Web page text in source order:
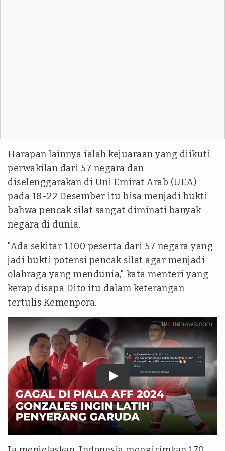
Harapan lainnya ialah kejuaraan yang diikuti
perwakilan dari 57 negara dan
diselenggarakan di Uni Emirat Arab (UEA)
pada 18-22 Desember itu bisa menjadi bukti
bahwa pencak silat sangat diminati banyak
negara di dunia.
"Ada sekitar 1.100 peserta dari 57 negara yang
jadi bukti potensi pencak silat agar menjadi
olahraga yang mendunia," kata menteri yang
kerap disapa Dito itu dalam keterangan
tertulis Kemenpora.
tvonenews